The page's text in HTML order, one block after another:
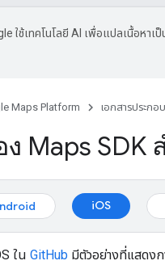
ใช้เทคโนโลยี AI เพื่อแปลเนื้อหา
Maps Platform เอกสารประกอบ
Maps SDK
iOS
ใน GitHub มีตัวอย่างที่แสดง